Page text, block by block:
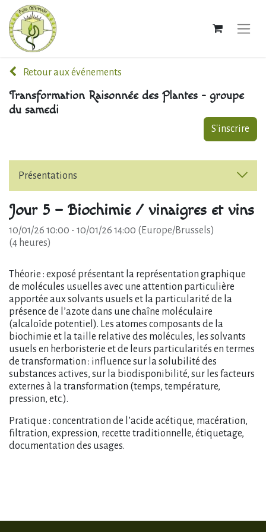
Retour aux événements
Transformation Raisonnée des Plantes - groupe
du samedi
S'inscrire
Présentations
Jour 5 – Biochimie / vinaigres et vins
10/01/26 10:00 - 10/01/26 14:00 ( Europe/Brussels)
(4 heures)
Théorie : exposé présentant la représentation graphique
de molécules usuelles avec une attention particulière
apportée aux solvants usuels et la particularité de la
présence de l’azote dans une chaîne moléculaire
(alcaloïde potentiel). Les atomes composants de la
biochimie et la taille relative des molécules, les solvants
usuels en herboristerie et de leurs particularités en termes
de transformation : influence sur la solubilité des
substances actives, sur la biodisponibilité, sur les facteurs
externes à la transformation (temps, température,
pression, etc.).
Pratique : concentration de l’acide acétique, macération,
filtration, expression, recette traditionnelle, étiquetage,
documentation des usages.